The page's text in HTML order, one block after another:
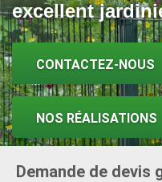
excellent
CONTACTEZ-NOUS
NOS RÉALISATIONS
Demande de devis